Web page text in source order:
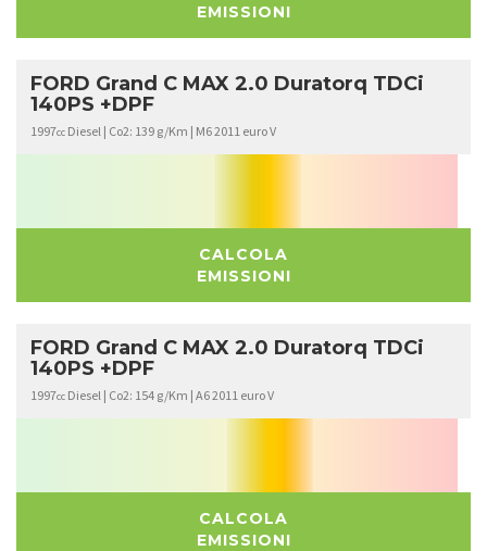
EMISSIONI
FORD Grand C MAX 2.0 Duratorq TDCi
140PS +DPF
1997cc Diesel | Co2: 139 g/Km | M6 2011 euro V
CALCOLA
EMISSIONI
FORD Grand C MAX 2.0 Duratorq TDCi
140PS +DPF
1997cc Diesel | Co2: 154 g/Km | A6 2011 euro V
CALCOLA
EMISSIONI